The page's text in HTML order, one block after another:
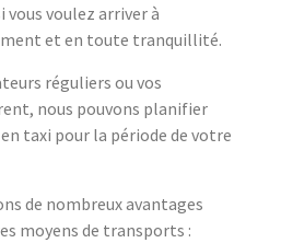
voulez arriver à
et en toute tranquillité.
réguliers ou vos
nous pouvons planifier
taxi pour la période de votre
de nombreux avantages
moyens de transports :